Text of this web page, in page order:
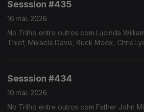
Sesssion #435
16 mai. 2026
No Trilho entre outros com Lucinda
Thief, Mikaela Davis, Buck Meek, Chris
Sesssion #434
10 mai. 2026
No Trilho entre outros com Father John